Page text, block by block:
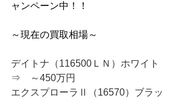
ャンペーン中！！
～現在の買取相場～
デイトナ（116500ＬＮ）ホワイト
⇒　～450万円
エクスプローラⅡ（16570）ブラッ